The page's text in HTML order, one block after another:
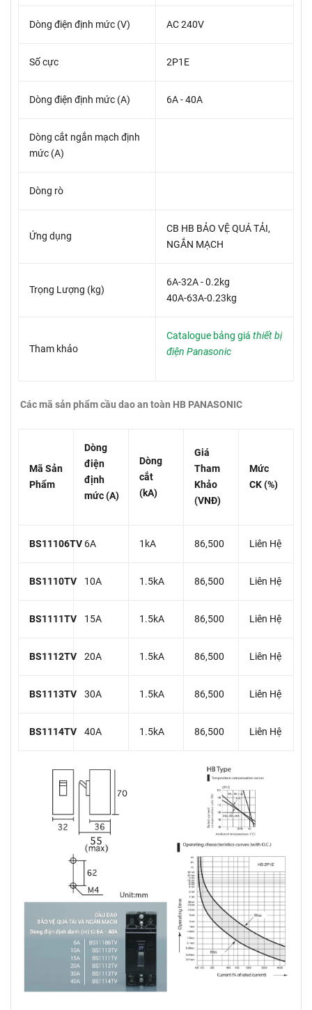
Dòng điện định mức (V) AC 240V
Số cực 2P1E
Dòng điện định mức (A) 6A - 40A
Dòng cắt ngắn mạch định
mức (A)
Dòng rò
Ứng dụng
CB HB BẢO VỆ QUÁ TẢI,
NGẮN MẠCH
Trọng Lượng (kg)
6A-32A - 0.2kg
40A-63A-0.23kg
Tham khảo
Catalogue bảng giá thiết bị
điện Panasonic
Các mã sản phẩm cầu dao an toàn HB PANASONIC
Mã Sản
Phẩm
Dòng
điện
định
mức (A)
Dòng
cắt
(kA)
Giá
Tham
Khảo
(VNĐ)
Mức
CK (%)
BS11106TV 6A 1kA 86,500 Liên Hệ
BS1110TV 10A 1.5kA 86,500 Liên Hệ
BS1111TV 15A 1.5kA 86,500 Liên Hệ
BS1112TV 20A 1.5kA 86,500 Liên Hệ
BS1113TV 30A 1.5kA 86,500 Liên Hệ
BS1114TV 40A 1.5kA 86,500 Liên Hệ